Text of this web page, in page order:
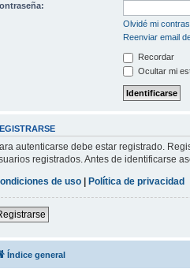
Olvidé mi
Reenviar email
Recordar
Ocultar mi
autenticarse debe estar registrado.
registrados. Antes de identificarse
de uso | Política de privacidad
Índice general